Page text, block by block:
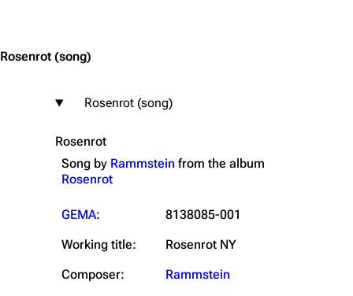
Rosenrot (song)
Rosenrot (song)
Rosenrot
Song by Rammstein from the album
Rosenrot
GEMA:
8138085-001
Working title:
Rosenrot NY
Composer:
Rammstein